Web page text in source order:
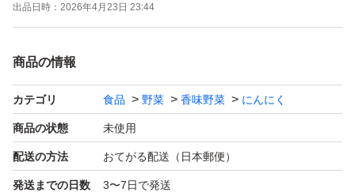
出品日時： 2026年4月23日 23:44
商品の情報
カテゴリ 食品 野菜 香味野菜 にんにく
商品の状態 未使用
配送の方法 おてがる配送（日本郵便）
発送までの日数 3〜7日で発送